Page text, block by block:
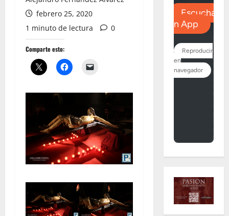
febrero 25, 2020
1 minuto de lectura
0
Comparte esto: